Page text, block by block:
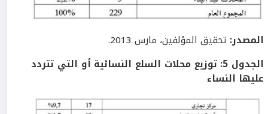
المصدر: تحقيق المؤلفين، مارس 2013.
الجدول 5: توزيع محلات السلع النسائية أو التي تتردد
عليها النساء